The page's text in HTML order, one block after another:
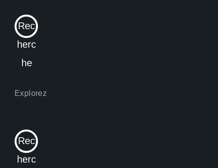
Rec
herc
he
Rec
herc